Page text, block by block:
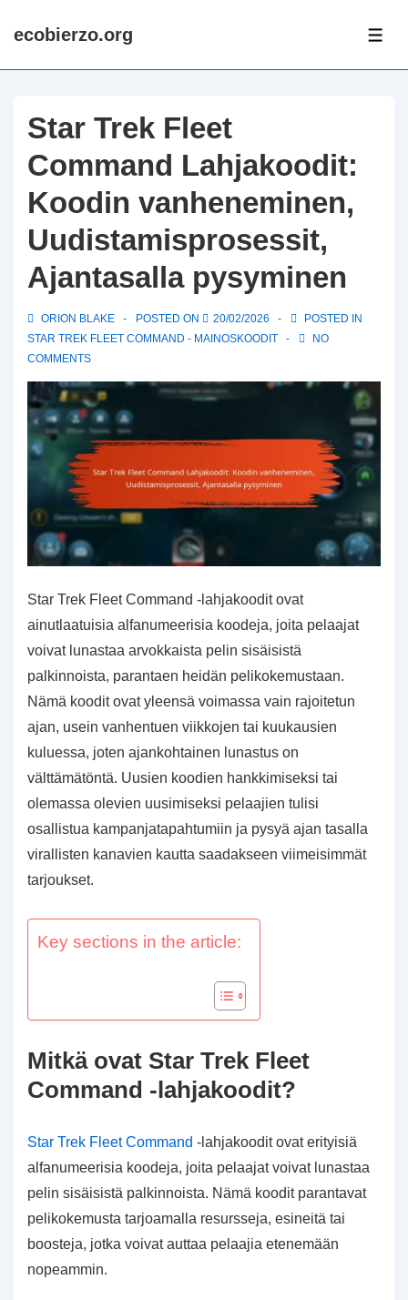
Skipecobierzo.org
Star Trek Fleet
Command Lahjakoodit:
Koodin vanheneminen,
Uudistamisprosessit,
Ajantasalla pysyminen
ORION BLAKE POSTED ON 20/02/2026
POSTED IN
STAR TREK FLEET COMMAND - MAINOSKOODIT
NO
COMMENTS
Star Trek Fleet Command -lahjakoodit ovat
ainutlaatuisia alfanumeerisia koodeja, joita pelaajat
voivat lunastaa arvokkaista pelin sisäisistä
palkinnoista, parantaen heidän pelikokemustaan.
Nämä koodit ovat yleensä voimassa vain rajoitetun
ajan, usein vanhentuen viikkojen tai kuukausien
kuluessa, joten ajankohtainen lunastus on
välttämätöntä. Uusien koodien hankkimiseksi tai
olemassa olevien uusimiseksi pelaajien tulisi
osallistua kampanjatapahtumiin ja pysyä ajan tasalla
virallisten kanavien kautta saadakseen viimeisimmät
tarjoukset.
Key sections in the article:
Mitkä ovat Star Trek Fleet
Command -lahjakoodit?
Star Trek Fleet Command -lahjakoodit ovat erityisiä
alfanumeerisia koodeja, joita pelaajat voivat lunastaa
pelin sisäisistä palkinnoista. Nämä koodit parantavat
pelikokemusta tarjoamalla resursseja, esineitä tai
boosteja, jotka voivat auttaa pelaajia etenemään
nopeammin.